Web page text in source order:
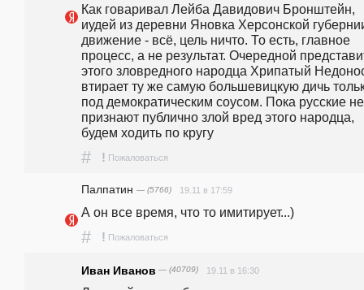
Как говаривал Лейба Давидович Бронштейн,
иудей из деревни Яновка Херсонской
движение - всё, цель ничто. То есть, главное
процесс, а не результат. Очередной
этого зловредного народца Хрипатый
втирает ту же самую большевицкую дичь
под демократическим соусом. Пока русские не
признают публично злой вред этого народца,
будем ходить по кругу
# ! Пожаловаться
Палпатин — (5766) 19.11 в 17:59
А он все время, что то имитирует...)
# ! Пожаловаться
Иван Иванов — (40709) 19.11 в 16:30